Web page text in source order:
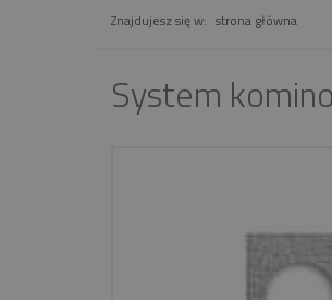
Znajdujesz się w: strona główna
System